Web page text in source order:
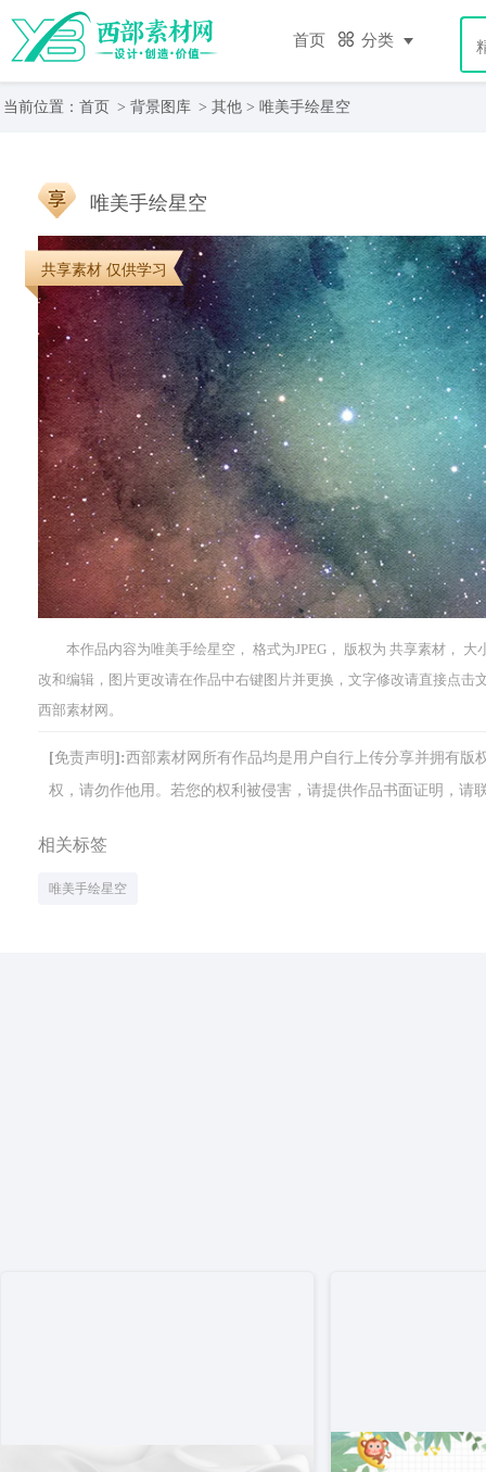
首页 分类
当前位置： 首页 > 背景图库 > 其他 > 唯美手绘星空
共享素材 仅供学习
唯美手绘星空
本作品内容为唯美手绘星空， 格式为JPEG， 版权为 共享素材，
改和编辑，图片更改请在作品中右键图片并更换，文字修改请直接点
西部素材网。
[免责声明]:西部素材网所有作品均是用户自行上传分享并拥有版
权，请勿作他用。若您的权利被侵害，请提供作品书面证明，请
相关标签
唯美手绘星空